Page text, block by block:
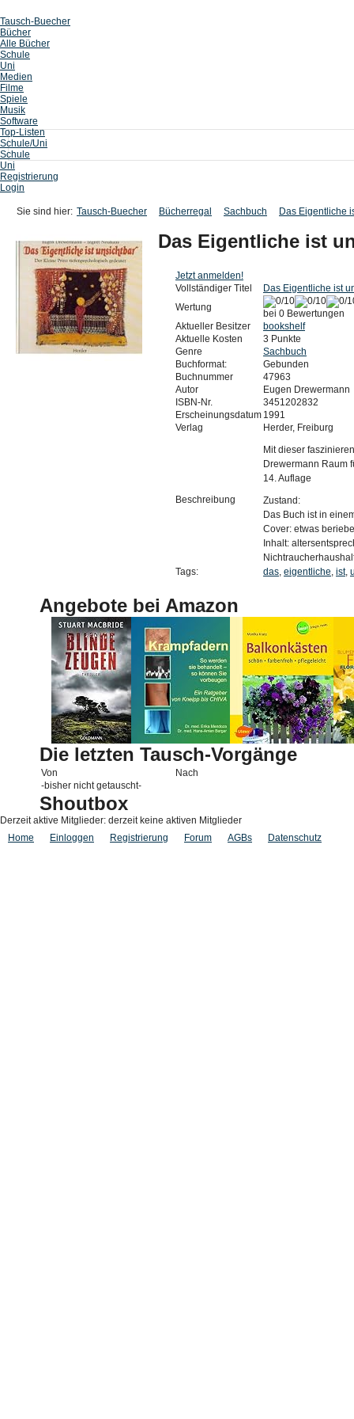
Tausch-Buecher
Bücher
Alle Bücher
Schule
Uni
Medien
Filme
Spiele
Musik
Software
Top-Listen
Schule/Uni
Schule
Uni
Registrierung
Login
Sie sind hier: Tausch-Buecher Bücherregal Sachbuch Das Eigentliche
Das Eigentliche ist
Jetzt anmelden!
Vollständiger Titel
Das Eigentliche ist
Wertung
bei 0 Bewertungen
Aktueller Besitzer
bookshelf
Aktuelle Kosten
3 Punkte
Genre
Sachbuch
Buchformat:
Gebunden
Buchnummer
47963
Autor
Eugen Drewermann
ISBN-Nr.
3451202832
Erscheinungsdatum 1991
Verlag
Herder, Freiburg
Beschreibung
Mit dieser
Drewermann Raum
14. Auflage
Zustand:
Das Buch ist in
Cover: etwas
Inhalt:
Tags:
das, eigentliche, ist,
Angebote bei Amazon
Die letzten Tausch-Vorgänge
Von
Nach
-bisher nicht getauscht-
Shoutbox
Derzeit aktive Mitglieder: derzeit keine aktiven Mitglieder
Home
Einloggen Registrierung Forum AGBs Datenschutz